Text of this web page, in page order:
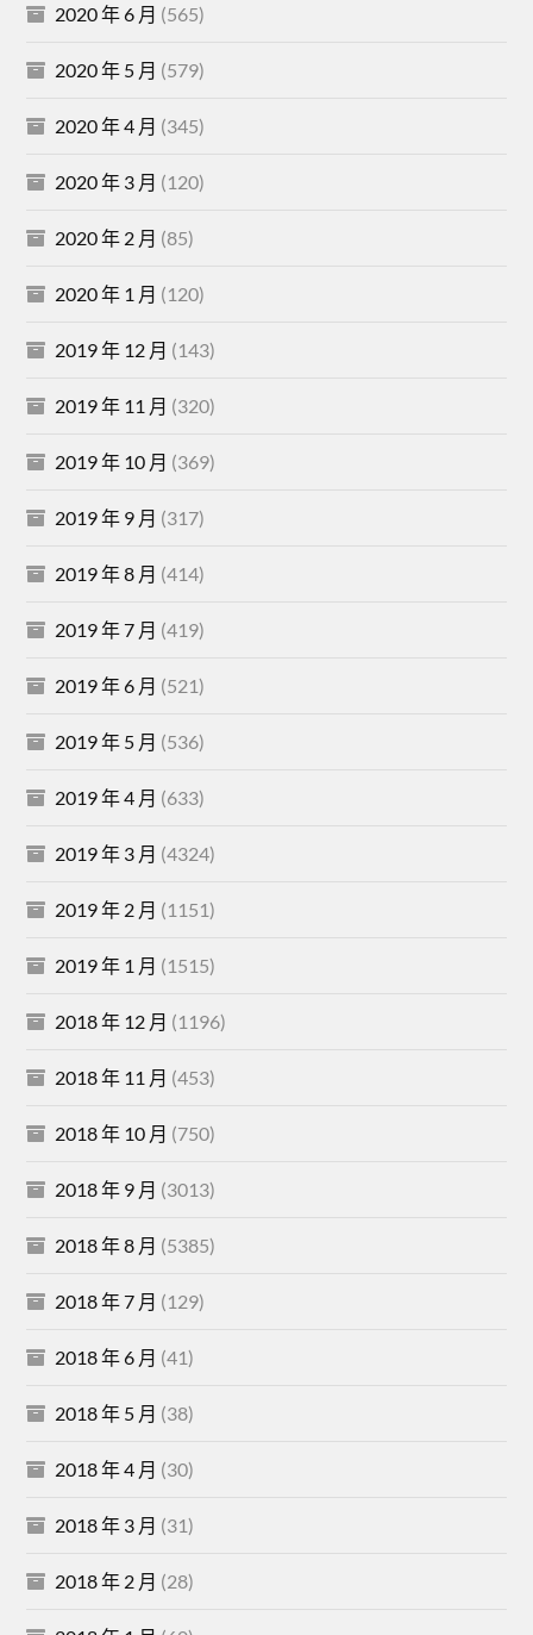
2020 年 6 月 (565)
2020 年 5 月 (579)
2020 年 4 月 (345)
2020 年 3 月 (120)
2020 年 2 月 (85)
2020 年 1 月 (120)
2019 年 12 月 (143)
2019 年 11 月 (320)
2019 年 10 月 (369)
2019 年 9 月 (317)
2019 年 8 月 (414)
2019 年 7 月 (419)
2019 年 6 月 (521)
2019 年 5 月 (536)
2019 年 4 月 (633)
2019 年 3 月 (4324)
2019 年 2 月 (1151)
2019 年 1 月 (1515)
2018 年 12 月 (1196)
2018 年 11 月 (453)
2018 年 10 月 (750)
2018 年 9 月 (3013)
2018 年 8 月 (5385)
2018 年 7 月 (129)
2018 年 6 月 (41)
2018 年 5 月 (38)
2018 年 4 月 (30)
2018 年 3 月 (31)
2018 年 2 月 (28)